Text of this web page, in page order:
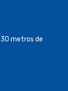
30 metros de